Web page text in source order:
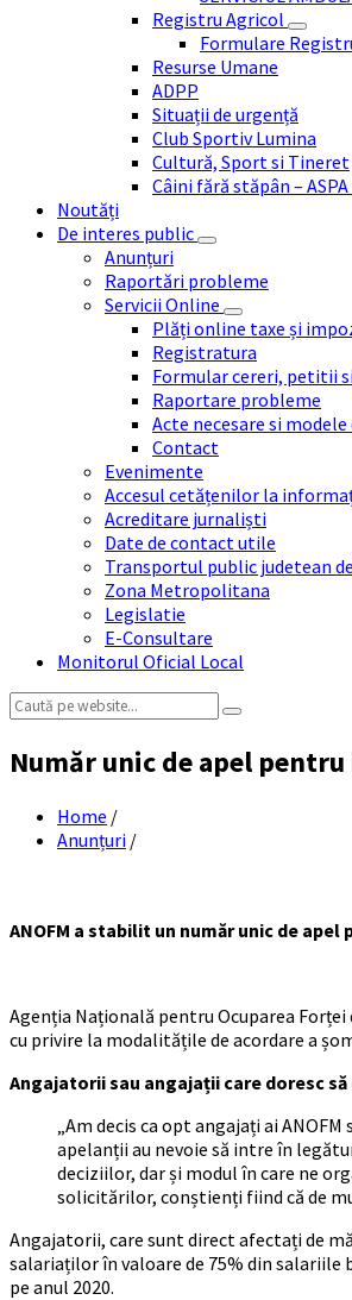
Registru Agricol
Formulare
Resurse Umane
ADPP
Situații de urgență
Club Sportiv Lumina
Cultură, Sport si Tineret
Câini fără stăpân – ASPA
Noutăți
De interes public
Anunțuri
Raportări probleme
Servicii Online
Plăți online taxe și
Registratura
Formular cereri, petitii
Raportare probleme
Acte necesare si modele
Contact
Evenimente
Accesul cetățenilor la
Acreditare jurnaliști
Date de contact utile
Transportul public judetean
Zona Metropolitana
Legislatie
E-Consultare
Monitorul Oficial Local
Search:
Număr unic de apel
Home /
Anunțuri /
ANOFM a stabilit un număr unic de
Agenția Națională pentru Ocuparea
cu privire la modalitățile de acordare a
Angajatorii sau angajații care doresc
„Am decis ca opt angajați ai
apelanții au nevoie să intre în
deciziilor, dar și modul în care ne
solicitărilor, conștienți fiind că de
Angajatorii, care sunt direct afectați de
salariaților în valoare de 75% din
pe anul 2020.